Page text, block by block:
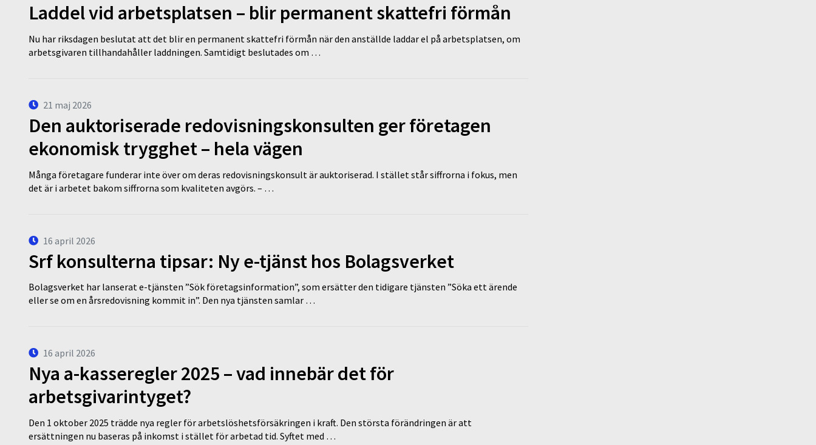
Laddel vid arbetsplatsen – blir permanent skattefri förmån
Nu har riksdagen beslutat att det blir en permanent skattefri förmån när den anställde laddar el på arbetsplatsen, om
arbetsgivaren tillhandahåller laddningen. Samtidigt beslutades om …
21 maj 2026
Den auktoriserade redovisningskonsulten ger företagen
ekonomisk trygghet – hela vägen
Många företagare funderar inte över om deras redovisningskonsult är auktoriserad. I stället står siffrorna i fokus, men
det är i arbetet bakom siffrorna som kvaliteten avgörs. – …
16 april 2026
Srf konsulterna tipsar: Ny e-tjänst hos Bolagsverket
Bolagsverket har lanserat e-tjänsten ”Sök företagsinformation”, som ersätter den tidigare tjänsten ”Söka ett ärende
eller se om en årsredovisning kommit in”. Den nya tjänsten samlar …
16 april 2026
Nya a-kasseregler 2025 – vad innebär det för
arbetsgivarintyget?
Den 1 oktober 2025 trädde nya regler för arbetslöshetsförsäkringen i kraft. Den största förändringen är att
ersättningen nu baseras på inkomst i stället för arbetad tid. Syftet med …